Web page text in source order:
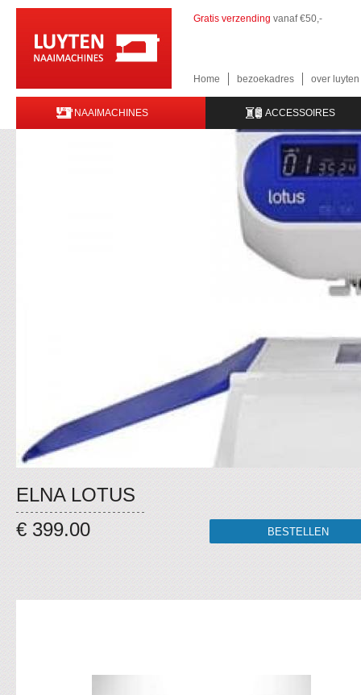
Gratis verzending vanaf €50,-
Home bezoekadres over
NAAIMACHINES ACCESSOIRES
ELNA LOTUS
€ 399.00